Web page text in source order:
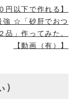
円以下で作れる】
強 ☆「砂肝でおつ
品」作ってみた。
【動画（有）】